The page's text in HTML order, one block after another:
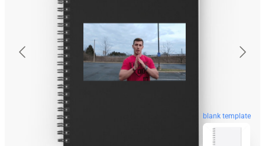
blank template